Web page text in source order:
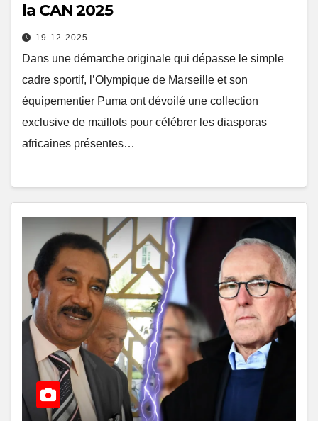
la CAN 2025
19-12-2025
Dans une démarche originale qui dépasse le simple
cadre sportif, l’Olympique de Marseille et son
équipementier Puma ont dévoilé une collection
exclusive de maillots pour célébrer les diasporas
africaines présentes…